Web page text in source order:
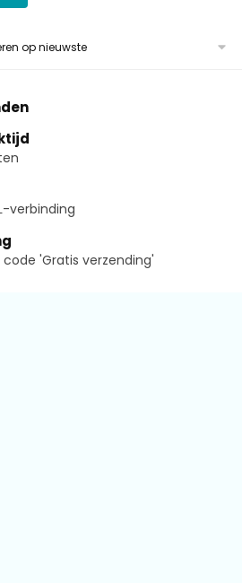
verbinding
'Gratis verzending'